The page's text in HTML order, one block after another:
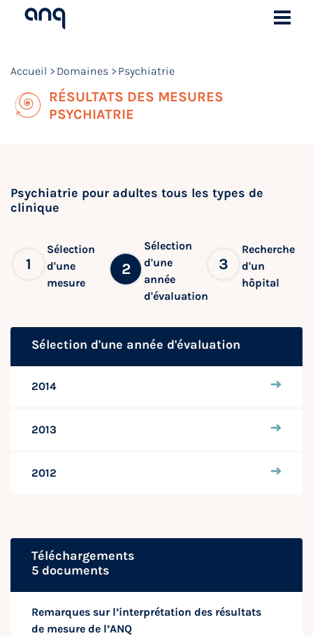
Accueil Domaines Psychiatrie
RÉSULTATS DES MESURES
PSYCHIATRIE
Psychiatrie pour adultes tous les types de
clinique
1
Sélection
d'une
mesure
2
Sélection
d'une
année
d'évaluation
3
Recherche
d'un
hôpital
Sélection d'une année d'évaluation
2014
2013
2012
Téléchargements
5 documents
Remarques sur l’interprétation des résultats
de mesure de l’ANQ